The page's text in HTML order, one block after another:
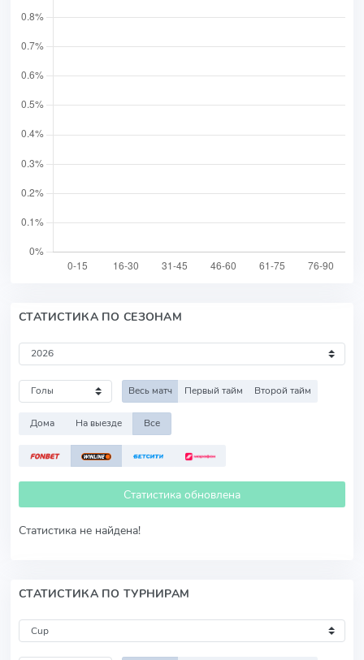
СТАТИСТИКА ПО СЕЗОНАМ
Весь матч Первый тайм Второй тайм
Дома На выезде Все
Статистика обновлена
Статистика не найдена!
СТАТИСТИКА ПО ТУРНИРАМ